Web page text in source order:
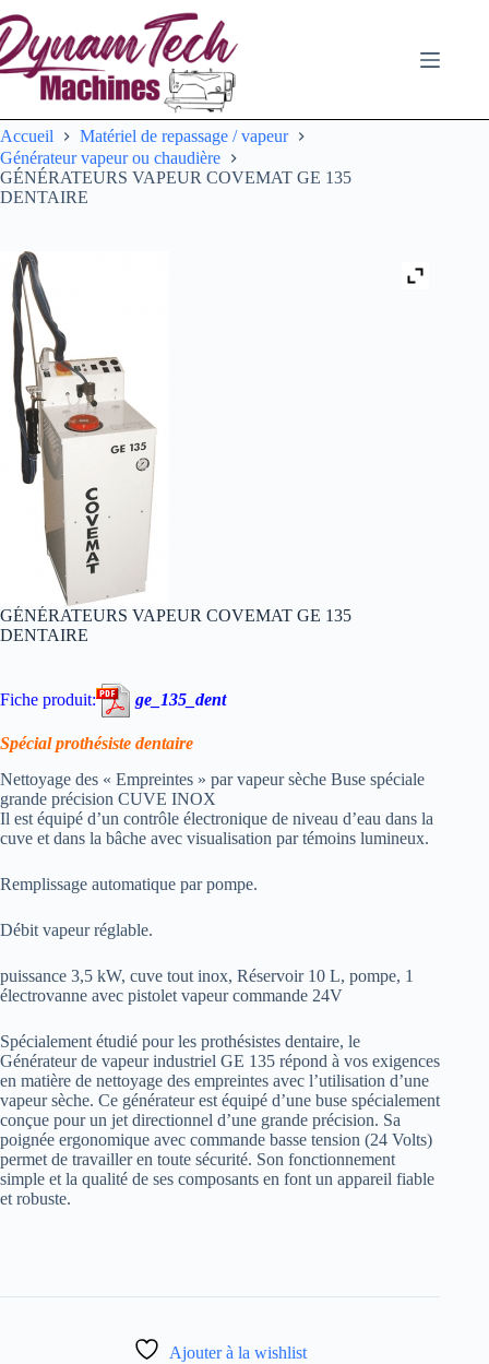
au
contenu
Accueil
Matériel de repassage / vapeur
Générateur vapeur ou chaudière
GÉNÉRATEURS VAPEUR COVEMAT GE 135
DENTAIRE
GÉNÉRATEURS VAPEUR COVEMAT GE 135
DENTAIRE
Fiche produit: ge_135_dent
Spécial prothésiste dentaire
Nettoyage des « Empreintes » par vapeur sèche Buse spéciale
grande précision CUVE INOX
Il est équipé d’un contrôle électronique de niveau d’eau dans la
cuve et dans la bâche avec visualisation par témoins lumineux.
Remplissage automatique par pompe.
Débit vapeur réglable.
puissance 3,5 kW, cuve tout inox, Réservoir 10 L, pompe, 1
électrovanne avec pistolet vapeur commande 24V
Spécialement étudié pour les prothésistes dentaire, le
Générateur de vapeur industriel GE 135 répond à vos exigences
en matière de nettoyage des empreintes avec l’utilisation d’une
vapeur sèche. Ce générateur est équipé d’une buse spécialement
conçue pour un jet directionnel d’une grande précision. Sa
poignée ergonomique avec commande basse tension (24 Volts)
permet de travailler en toute sécurité. Son fonctionnement
simple et la qualité de ses composants en font un appareil fiable
et robuste.
Ajouter à la wishlist